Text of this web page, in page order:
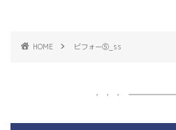
HOME ビフォー⑤_ss